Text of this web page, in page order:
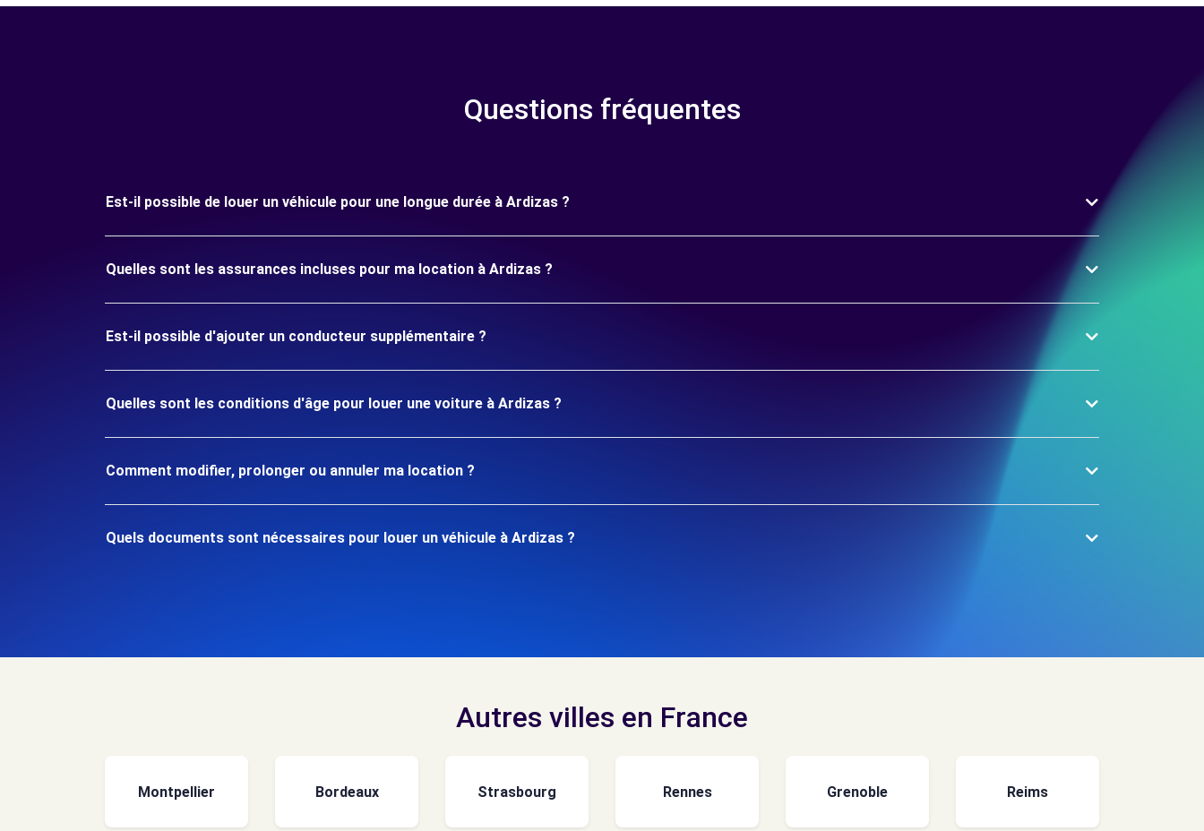
Questions fréquentes
Est-il possible de louer un véhicule pour une longue durée à Ardizas ?
Quelles sont les assurances incluses pour ma location à Ardizas ?
Est-il possible d'ajouter un conducteur supplémentaire ?
Quelles sont les conditions d'âge pour louer une voiture à Ardizas ?
Comment modifier, prolonger ou annuler ma location ?
Quels documents sont nécessaires pour louer un véhicule à Ardizas ?
Autres villes en France
Montpellier Bordeaux Strasbourg Rennes Grenoble Reims